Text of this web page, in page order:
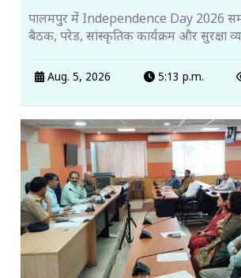
पालमपुर में Independence Day 2026
बैठक, परेड, सांस्कृतिक कार्यक्रम और सुरक्षा
Aug. 5, 2026 5:13 p.m.